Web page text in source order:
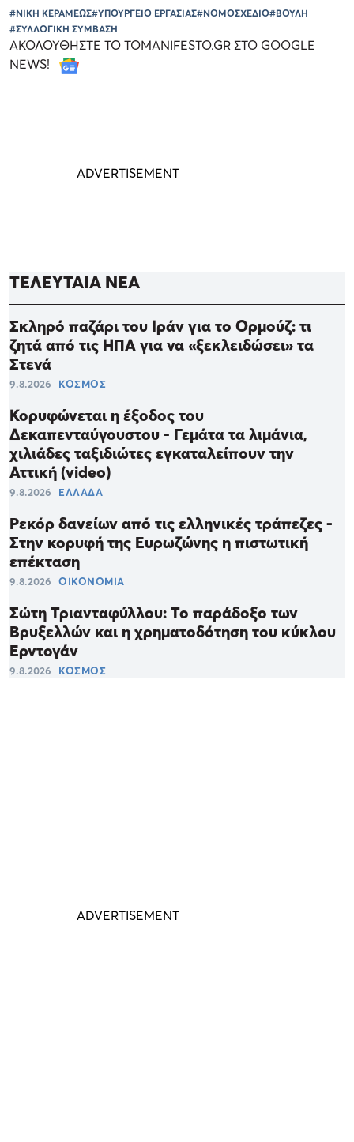
#ΝΙΚΗ ΚΕΡΑΜΕΩΣ#ΥΠΟΥΡΓΕΙΟ ΕΡΓΑΣΙΑΣ#ΝΟΜΟΣΧΕΔΙΟ#ΒΟΥΛΗ
#ΣΥΛΛΟΓΙΚΗ ΣΥΜΒΑΣΗ
ΑΚΟΛΟΥΘΗΣΤΕ ΤΟ TOMANIFESTO.GR ΣΤΟ GOOGLE
NEWS!
ΤΕΛΕΥΤΑΙΑ ΝΕΑ
Σκληρό παζάρι του Ιράν για το Ορμούζ: τι
ζητά από τις ΗΠΑ για να «ξεκλειδώσει» τα
Στενά
9.8.2026 ΚΟΣΜΟΣ
Κορυφώνεται η έξοδος του
Δεκαπενταύγουστου - Γεμάτα τα λιμάνια,
χιλιάδες ταξιδιώτες εγκαταλείπουν την
Αττική (video)
9.8.2026 ΕΛΛΑΔΑ
Ρεκόρ δανείων από τις ελληνικές τράπεζες -
Στην κορυφή της Ευρωζώνης η πιστωτική
επέκταση
9.8.2026 ΟΙΚΟΝΟΜΙΑ
Σώτη Τριανταφύλλου: Το παράδοξο των
Βρυξελλών και η χρηματοδότηση του κύκλου
Ερντογάν
9.8.2026 ΚΟΣΜΟΣ